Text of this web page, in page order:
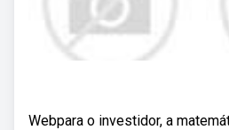
Webpara o investidor, a